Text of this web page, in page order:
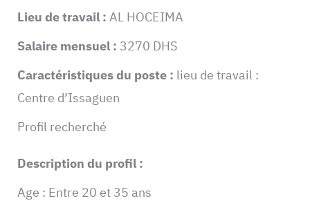
Lieu de travail :AL HOCEIMA
Salaire mensuel : 3270 DHS
Caractéristiques du poste : lieu de travail :
Centre d’Issaguen
Profil recherché
Description du profil :
Age : Entre 20 et 35 ans